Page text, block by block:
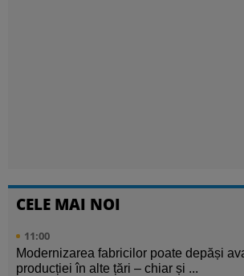
CELE MAI NOI
11:00
Modernizarea fabricilor poate depăși
producției în alte țări – chiar și ...